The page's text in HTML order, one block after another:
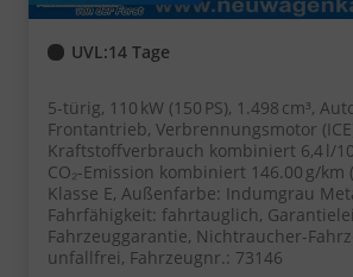
UVL:14 Tage
5-türig, 110 kW (150 PS), 1.498 cm³,
Frontantrieb, Verbrennungsmotor
Kraftstoffverbrauch kombiniert 6,4 l/
CO₂-Emission kombiniert 146.00 g/km
Klasse E, Außenfarbe: Indumgrau
Fahrfähigkeit: fahrtauglich,
Fahrzeuggarantie, Nichtraucher-
unfallfrei, Fahrzeugnr.: 73146